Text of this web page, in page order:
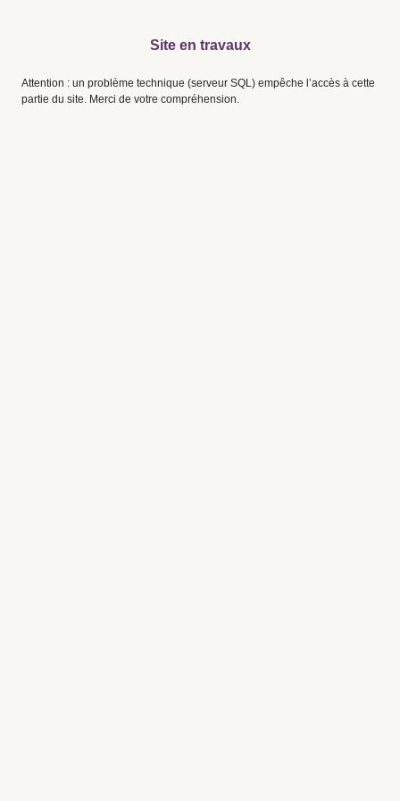
Site en travaux
Attention : un problème technique (serveur SQL) empêche l’accès à cette
partie du site. Merci de votre compréhension.